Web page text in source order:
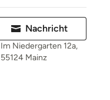
Nachricht
Im Niedergarten 12a,
55124 Mainz